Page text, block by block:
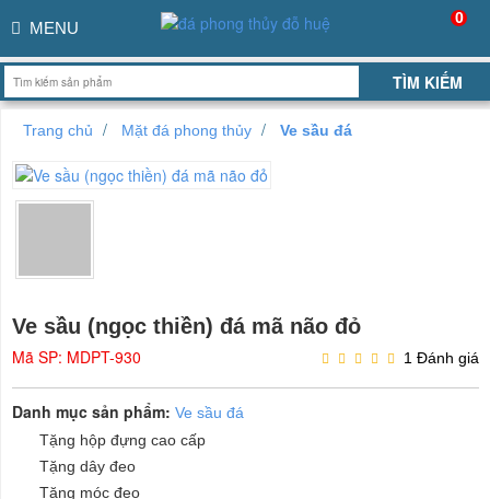
MENU
0
Trang chủ Mặt đá phong thủy Ve sầu đá
Ve sầu (ngọc thiền) đá mã não đỏ
Mã SP: MDPT-930 1 Đánh giá
Danh mục sản phẩm: Ve sầu đá
Tặng hộp đựng cao cấp
Tặng dây đeo
Tặng móc đeo